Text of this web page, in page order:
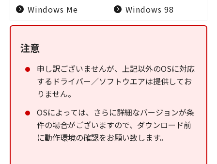
Windows Me Windows 98
注意
申し訳ございませんが、上記以外のOSに対応
するドライバー／ソフトウエアは提供してお
りません。
OSによっては、さらに詳細なバージョンが条
件の場合がございますので、ダウンロード前
に動作環境の確認をお願い致します。